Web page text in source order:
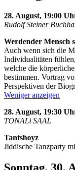
28. August, 19:00
Rudolf Steiner
Werdender Mensch
Auch wenn sich die
Individualitäten
welche die
bestimmen. Vortrag
Perspektiven der
Weniger anzeigen
28. August, 19:30
TONALi SAAL
Tantshoyz
Jiddische Tanzparty